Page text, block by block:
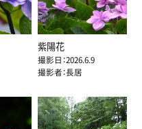
紫陽花
撮影日：2026.6.9
撮影者：長居